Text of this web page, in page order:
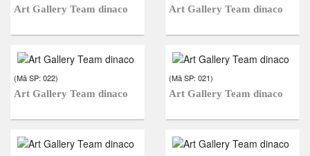
Art Gallery Team dinaco
Art Gallery Team dinaco
(Mã SP: 022)
Art Gallery Team dinaco
(Mã SP: 021)
Art Gallery Team dinaco